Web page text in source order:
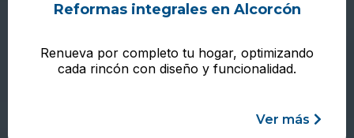
Reformas integrales en Alcorcón
Renueva por completo tu hogar, optimizando
cada rincón con diseño y funcionalidad.
Ver más